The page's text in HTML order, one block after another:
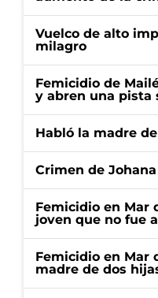
Vuelco de alto
milagro
Femicidio de
y abren una pista
Habló la madre
Crimen de
Femicidio en Mar
joven que no fue
Femicidio en Mar
madre de dos